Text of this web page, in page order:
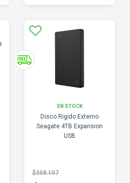
EN STOCK
Disco Rigido Externo
Seagate 4TB Expansion
USB
$358.107